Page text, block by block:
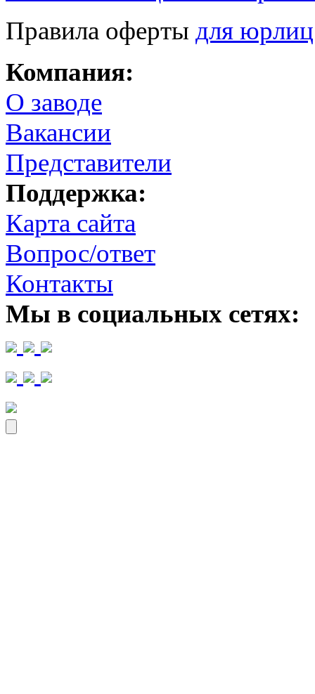
Правила оферты для
Компания:
О заводе
Вакансии
Представители
Поддержка:
Карта сайта
Вопрос/ответ
Контакты
Мы в социальных сетях: